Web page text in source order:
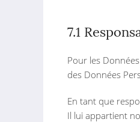
7.1
Pour les
des Données
En tant que
Il lui appartient